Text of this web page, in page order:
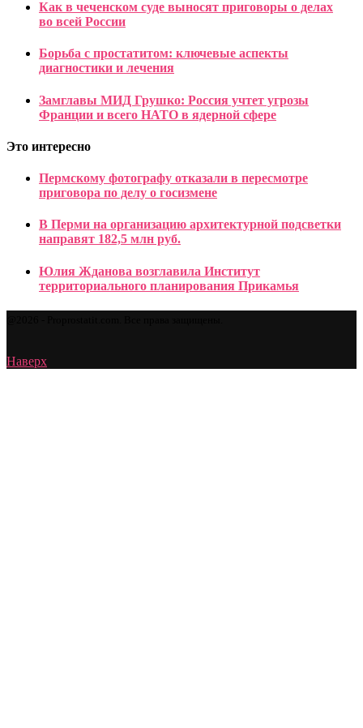
Как в чеченском суде выносят приговоры о делах
во всей России
Борьба с простатитом: ключевые аспекты
диагностики и лечения
Замглавы МИД Грушко: Россия учтет угрозы
Франции и всего НАТО в ядерной сфере
Это интересно
Пермскому фотографу отказали в пересмотре
приговора по делу о госизмене
В Перми на организацию архитектурной подсветки
направят 182,5 млн руб.
Юлия Жданова возглавила Институт
территориального планирования Прикамья
Наверх